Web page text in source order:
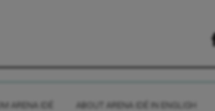
OM ARENA IDÉ ABOUT ARENA IDÉ IN ENGLISH